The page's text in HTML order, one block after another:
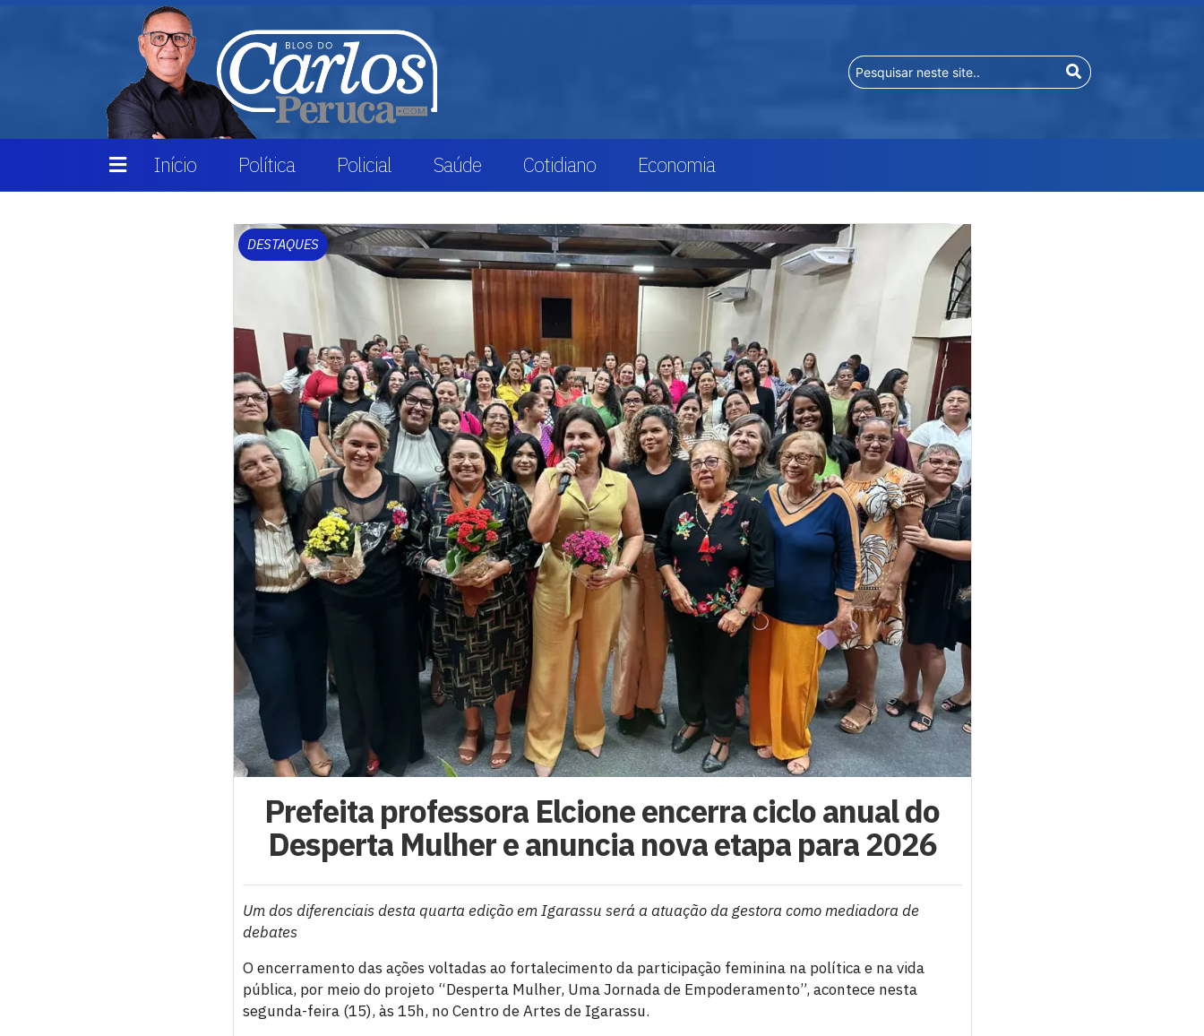
Início Política Policial Saúde Cotidiano Economia
DESTAQUES
Prefeita professora Elcione encerra ciclo anual do
Desperta Mulher e anuncia nova etapa para 2026
Um dos diferenciais desta quarta edição em Igarassu será a atuação da gestora como mediadora de
debates
O encerramento das ações voltadas ao fortalecimento da participação feminina na política e na vida
pública, por meio do projeto “Desperta Mulher, Uma Jornada de Empoderamento”, acontece nesta
segunda-feira (15), às 15h, no Centro de Artes de Igarassu.